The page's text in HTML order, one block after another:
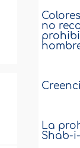
no
La
Shab-